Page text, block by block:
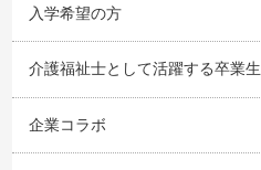
入学希望の方
介護福祉士として活躍する卒業生
企業コラボ